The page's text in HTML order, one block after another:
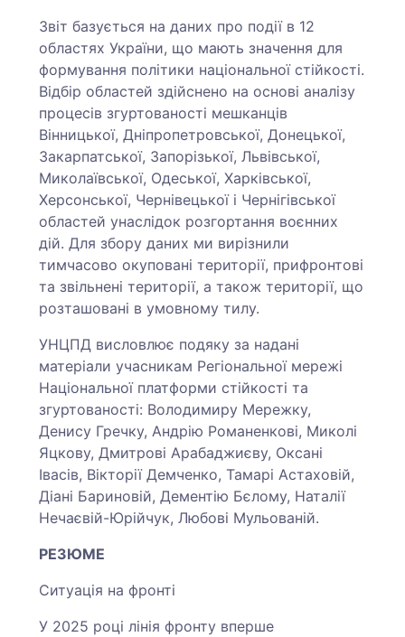
Звіт базується на даних про події в 12
областях України, що мають значення для
формування політики національної стійкості.
Відбір областей здійснено на основі аналізу
процесів згуртованості мешканців
Вінницької, Дніпропетровської, Донецької,
Закарпатської, Запорізької, Львівської,
Миколаївської, Одеської, Харківської,
Херсонської, Чернівецької і Чернігівської
областей унаслідок розгортання воєнних
дій. Для збору даних ми вирізнили
тимчасово окуповані території, прифронтові
та звільнені території, а також території, що
розташовані в умовному тилу.
УНЦПД висловлює подяку за надані
матеріали учасникам Регіональної мережі
Національної платформи стійкості та
згуртованості: Володимиру Мережку,
Денису Гречку, Андрію Романенкові, Миколі
Яцкову, Дмитрові Арабаджиєву, Оксані
Івасів, Вікторії Демченко, Тамарі Астаховій,
Діані Бариновій, Дементію Бєлому, Наталії
Нечаєвій-Юрійчук, Любові Мульованій.
РЕЗЮМЕ
Ситуація на фронті
У 2025 році лінія фронту вперше